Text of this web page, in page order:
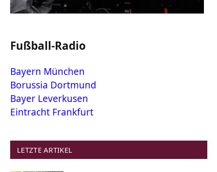
Fußball-Radio
Bayern München
Borussia Dortmund
Bayer Leverkusen
Eintracht Frankfurt
LETZTE ARTIKEL